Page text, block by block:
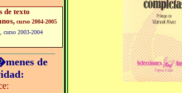
de texto
, curso 2004-2005
curso 2003-2004
de